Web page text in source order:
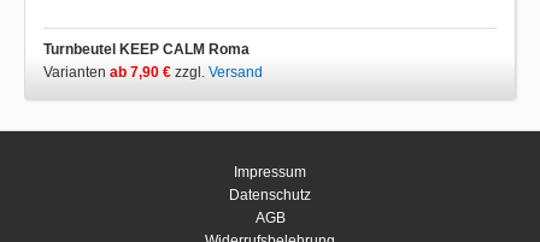
Turnbeutel KEEP CALM Roma
Varianten ab 7,90 € zzgl. Versand
Impressum
Datenschutz
AGB